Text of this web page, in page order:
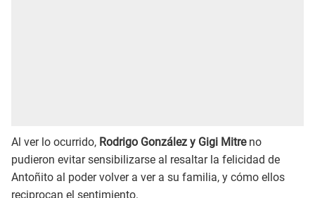
Al ver lo ocurrido, Rodrigo González y Gigi Mitreno
pudieron evitar sensibilizarse al resaltar la felicidad de
Antoñito al poder volver a ver a su familia, y cómo ellos
reciprocan el sentimiento.